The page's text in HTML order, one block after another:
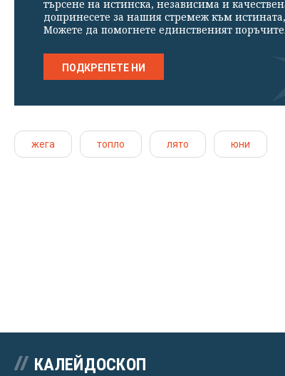
търсене на истинска, независима и
допринесете за нашия стремеж към
Можете да помогнете единственият
ПОДКРЕПЕТЕ НИ
жега топло лято юни
КАЛЕЙДОСКОП